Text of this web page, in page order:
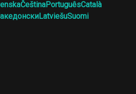
ČeštinaPortuguêsCatalà
LatviešuSuomi